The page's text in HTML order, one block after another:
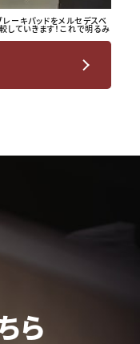
ーキパッドをメルセデスベ
していきます！これで明るみ
ら